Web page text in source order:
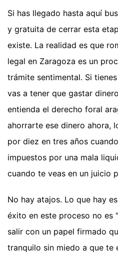
Si has llegado hasta aquí
y gratuita de cerrar esta
existe. La realidad es que
legal en Zaragoza es un
trámite sentimental. Si
vas a tener que gastar
entienda el derecho foral
ahorrarte ese dinero ahora,
por diez en tres años
impuestos por una mala
cuando te veas en un juicio
No hay atajos. Lo que hay
éxito en este proceso no es
salir con un papel firmado
tranquilo sin miedo a que te